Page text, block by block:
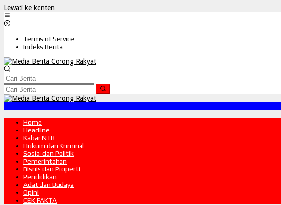
Lewati ke konten
Terms of Service
Indeks Berita
Home
Headline
Kabar NTB
Hukum dan Kriminal
Sosial dan Politik
Pemerintahan
Bisnis dan Properti
Pendidikan
Adat dan Budaya
Opini
CEK FAKTA